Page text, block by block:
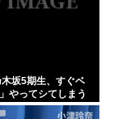
木坂5期生、すぐベ
やってシてしまう